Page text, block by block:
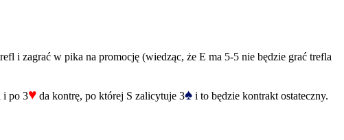
i zagrać w pika na promocję (wiedząc, że E ma 5-5 nie będzie grać trefla
i po 3♥ da kontrę, po której S zalicytuje 3♠ i to będzie kontrakt ostateczny.